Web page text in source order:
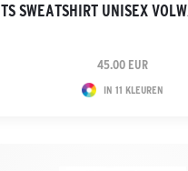
TS SWEATSHIRT UNISEX
45.00 EUR
IN 11 KLEUREN